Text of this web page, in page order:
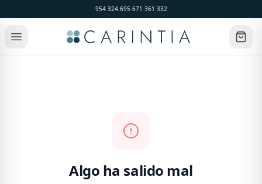
954 324 695·671 361 332
Algo ha salido mal